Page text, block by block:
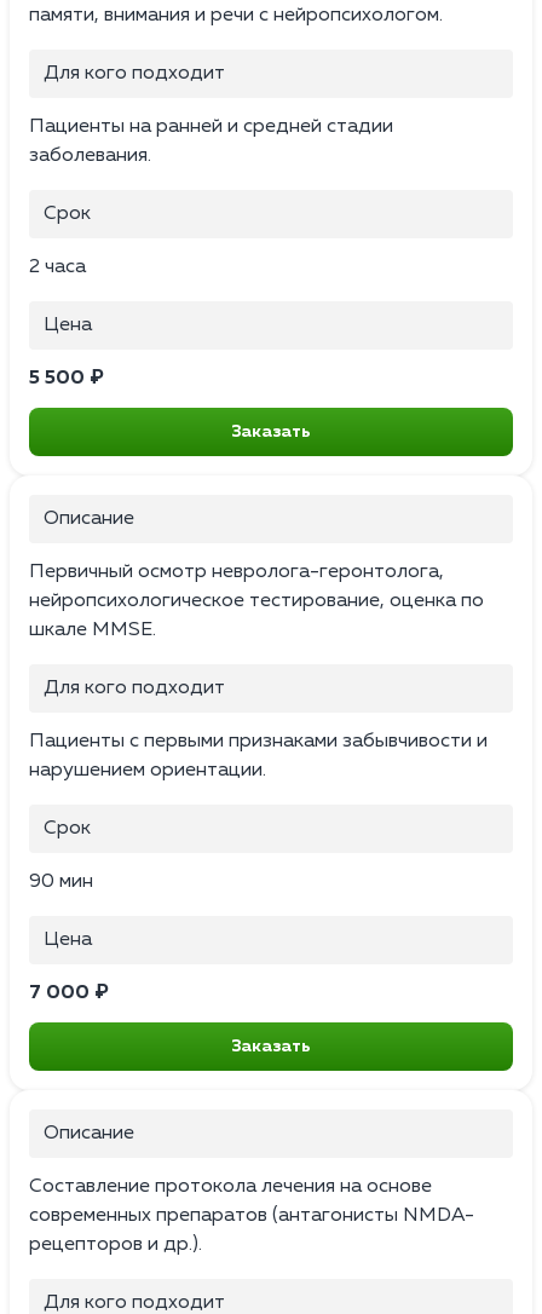
памяти, внимания и речи с нейропсихологом.
Для кого подходит
Пациенты на ранней и средней стадии
заболевания.
Срок
2 часа
Цена
5 500 ₽
Заказать
Описание
Первичный осмотр невролога-геронтолога,
нейропсихологическое тестирование, оценка по
шкале MMSE.
Для кого подходит
Пациенты с первыми признаками забывчивости и
нарушением ориентации.
Срок
90 мин
Цена
7 000 ₽
Заказать
Описание
Составление протокола лечения на основе
современных препаратов (антагонисты NMDA-
рецепторов и др.).
Для кого подходит